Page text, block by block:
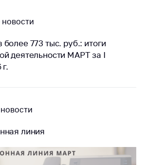
новости
773 тыс. руб.: итоги
деятельности МАРТ за I
линия